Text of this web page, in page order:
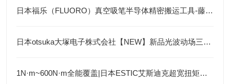
日本福乐（FLUORO）真空吸笔半导体精密搬运工具-藤田光学
日本otsuka大塚电子株式会社【NEW】新品光波动场三次元显微镜MINUK
1N·m~600N·m全能覆盖|日本ESTIC艾斯迪克超宽扭矩弯头枪